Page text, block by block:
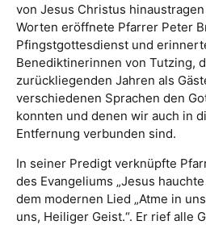
von Jesus Christus
Worten eröffnete Pfarrer Peter
Pfingstgottesdienst und
Benediktinerinnen von Tutzing,
zurückliegenden Jahren als
verschiedenen Sprachen den
konnten und denen wir auch in
Entfernung verbunden sind.
In seiner Predigt verknüpfte
des Evangeliums „Jesus
dem modernen Lied „Atme in
uns, Heiliger Geist.“. Er rief alle